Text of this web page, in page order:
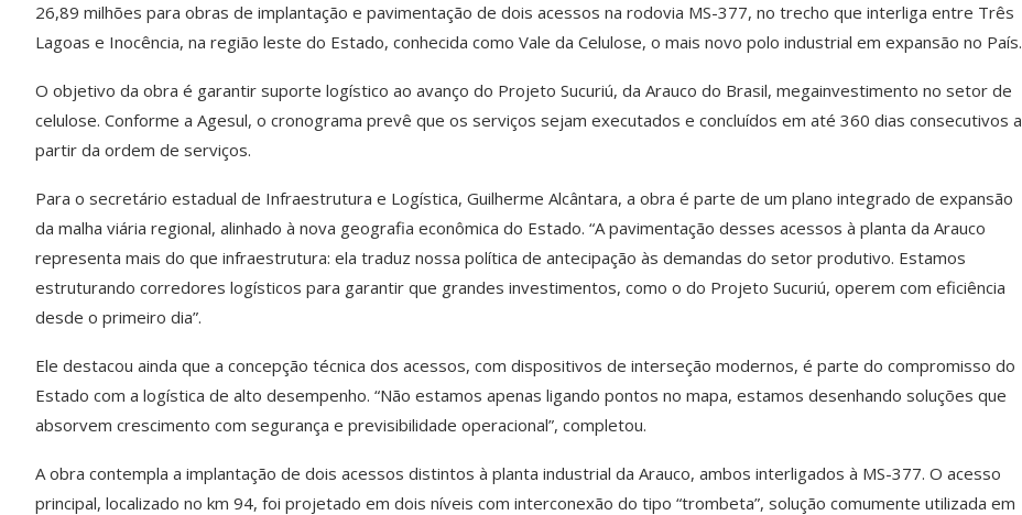
26,89 milhões para obras de implantação e pavimentação de dois acessos na rodovia MS-377, no trecho que interliga entre Três
Lagoas e Inocência, na região leste do Estado, conhecida como Vale da Celulose, o mais novo polo industrial em expansão no País.
O objetivo da obra é garantir suporte logístico ao avanço do Projeto Sucuriú, da Arauco do Brasil, megainvestimento no setor de
celulose. Conforme a Agesul, o cronograma prevê que os serviços sejam executados e concluídos em até 360 dias consecutivos a
partir da ordem de serviços.
Para o secretário estadual de Infraestrutura e Logística, Guilherme Alcântara, a obra é parte de um plano integrado de expansão
da malha viária regional, alinhado à nova geografia econômica do Estado. “A pavimentação desses acessos à planta da Arauco
representa mais do que infraestrutura: ela traduz nossa política de antecipação às demandas do setor produtivo. Estamos
estruturando corredores logísticos para garantir que grandes investimentos, como o do Projeto Sucuriú, operem com eficiência
desde o primeiro dia”.
Ele destacou ainda que a concepção técnica dos acessos, com dispositivos de interseção modernos, é parte do compromisso do
Estado com a logística de alto desempenho. “Não estamos apenas ligando pontos no mapa, estamos desenhando soluções que
absorvem crescimento com segurança e previsibilidade operacional”, completou.
A obra contempla a implantação de dois acessos distintos à planta industrial da Arauco, ambos interligados à MS-377. O acesso
principal, localizado no km 94, foi projetado em dois níveis com interconexão do tipo “trombeta”, solução comumente utilizada em